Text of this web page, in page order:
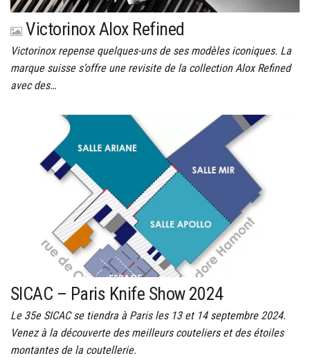
Victorinox Alox Refined
Victorinox repense quelques-uns de ses modèles iconiques. La
marque suisse s’offre une revisite de la collection Alox Refined
avec des…
SICAC – Paris Knife Show 2024
Le 35e SICAC se tiendra à Paris les 13 et 14 septembre 2024.
Venez à la découverte des meilleurs couteliers et des étoiles
montantes de la coutellerie.